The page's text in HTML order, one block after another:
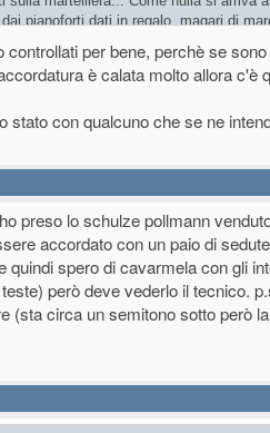
pianoforti dati in regalo, magari di
controllati per bene, perchè se
è calata molto allora c'è
stato con qualcuno che se ne
preso lo schulze pollmann
accordato con un paio di
quindi spero di cavarmela con gli
però deve vederlo il tecnico.
(sta circa un semitono sotto però